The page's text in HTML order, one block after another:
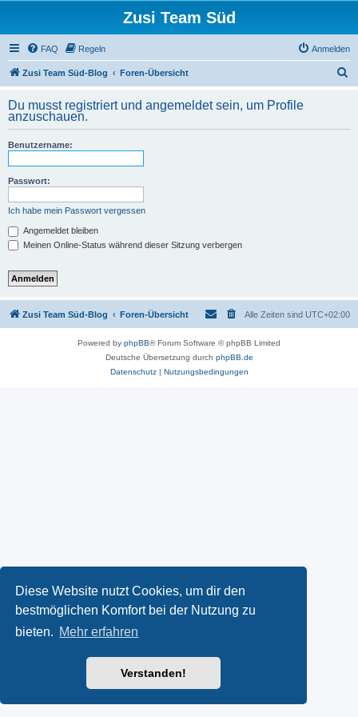
Diese Website nutzt Cookies, um dir den
bestmöglichen Komfort bei der Nutzung zu
bieten. Mehr erfahren
Verstanden!
Zusi Team Süd
FAQ Regeln Anmelden
Zusi Team Süd-Blog Foren-Übersicht
h
Du musst registriert und angemeldet sein, um Profile
anzuschauen.
Benutzername:
Passwort:
Ich habe mein Passwort vergessen
Angemeldet bleiben
Meinen Online-Status während dieser Sitzung verbergen
Zusi Team Süd-Blog Foren-Übersicht Alle Zeiten sind UTC+02:00
Powered by phpBB® Forum Software © phpBB Limited
Deutsche Übersetzung durch phpBB.de
Datenschutz| Nutzungsbedingungen